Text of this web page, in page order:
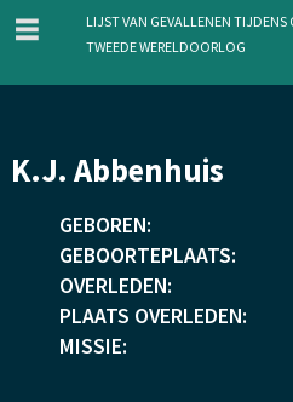
en
inhoud
menu
Lijst van gevallenen tijdens
Tweede Wereldoorlog
K.J. Abbenhuis
GEBOREN:
GEBOORTEPLAATS:
OVERLEDEN:
PLAATS OVERLEDEN:
MISSIE: